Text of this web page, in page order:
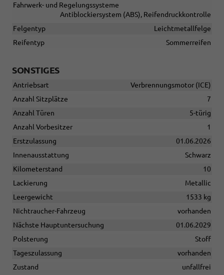
Fahrwerk- und Regelungssysteme
Antiblockiersystem (ABS), Reifendruckkontrolle
Felgentyp
Leichtmetallfelge
Reifentyp
Sommerreifen
SONSTIGES
Antriebsart
Verbrennungsmotor (ICE)
Anzahl Sitzplätze
7
Anzahl Türen
5-türig
Anzahl Vorbesitzer
1
Erstzulassung
01.06.2026
Innenausstattung
Schwarz
Kilometerstand
10
Lackierung
Metallic
Leergewicht
1533 kg
Nichtraucher-Fahrzeug
vorhanden
Nächste Hauptuntersuchung
01.06.2029
Polsterung
Stoff
Tageszulassung
vorhanden
Zustand
unfallfrei